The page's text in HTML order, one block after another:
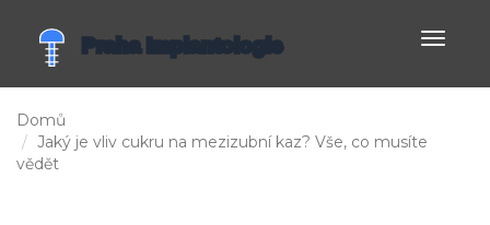
Domů
Jaký je vliv cukru na mezizubní kaz? Vše, co musíte
vědět